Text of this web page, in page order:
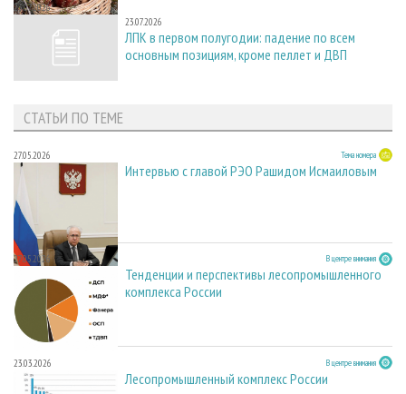
23.07.2026
23.07.2026
ЛПК в первом полугодии: падение по всем
основным позициям, кроме пеллет и ДВП
СТАТЬИ ПО ТЕМЕ
27.05.2026 Тема номера
Интервью с главой РЭО Рашидом Исмаиловым
27.05.2026 В центре внимания
Тенденции и перспективы лесопромышленного
комплекса России
23.03.2026 В центре внимания
Лесопромышленный комплекс России